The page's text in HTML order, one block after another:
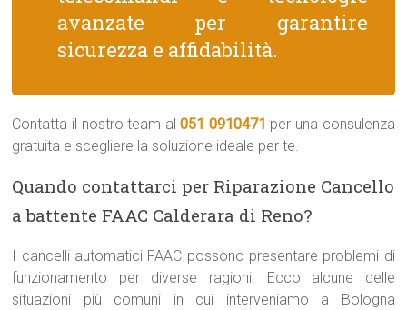
avanzate per garantire
sicurezza e affidabilità.
Contatta il nostro team al051 0910471 per una consulenza
gratuita e scegliere la soluzione ideale per te.
Quando contattarci per Riparazione Cancello
a battente FAAC Calderara di Reno?
I cancelli automatici FAAC possono presentare problemi di
funzionamento per diverse ragioni. Ecco alcune delle
situazioni più comuni in cui interveniamo a Bologna